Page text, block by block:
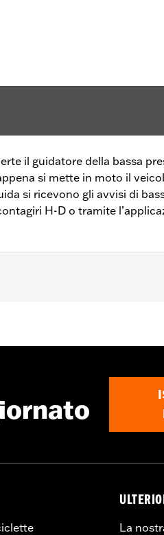
il guidatore della bassa
si mette in moto il
si ricevono gli avvisi di
H-D o tramite
La